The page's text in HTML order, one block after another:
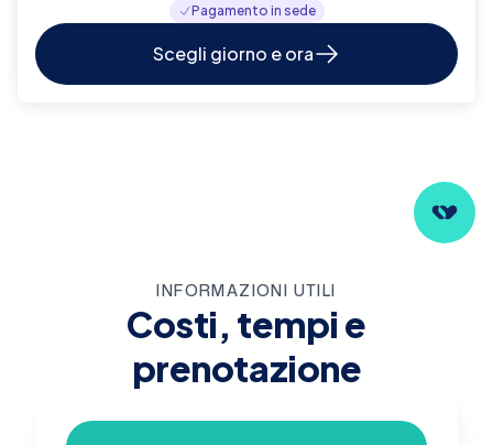
Pagamento in sede
Scegli giorno e ora
INFORMAZIONI UTILI
Costi, tempi e
prenotazione